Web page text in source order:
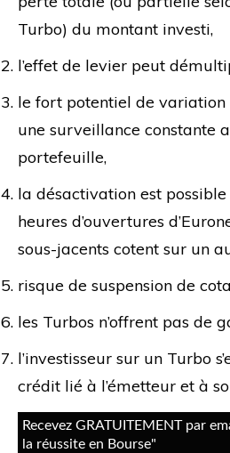
Turbo) du montant investi,
l’effet de levier peut
le fort potentiel de
une surveillance constante
portefeuille,
la désactivation est possible
heures d’ouvertures
sous-jacents cotent sur un
risque de suspension de
les Turbos n’offrent pas de
l’investisseur sur un Turbo
crédit lié à l’émetteur et à